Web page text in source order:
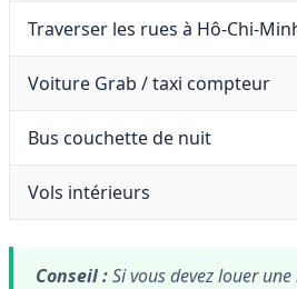
Traverser les rues à Hô-Chi-
Voiture Grab / taxi compteur
Bus couchette de nuit
Vols intérieurs
Conseil :Si vous devez louer